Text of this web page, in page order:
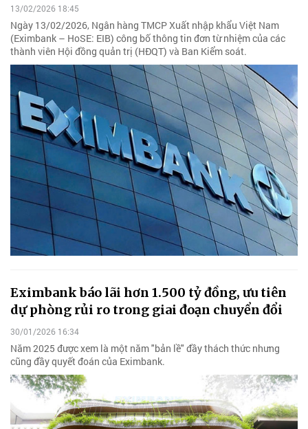
13/02/2026 18:45
Ngày 13/02/2026, Ngân hàng TMCP Xuất nhập khẩu Việt Nam
(Eximbank – HoSE: EIB) công bố thông tin đơn từ nhiệm của các
thành viên Hội đồng quản trị (HĐQT) và Ban Kiểm soát.
Eximbank báo lãi hơn 1.500 tỷ đồng, ưu tiên
dự phòng rủi ro trong giai đoạn chuyển đổi
30/01/2026 16:34
Năm 2025 được xem là một năm "bản lề" đầy thách thức nhưng
cũng đầy quyết đoán của Eximbank.